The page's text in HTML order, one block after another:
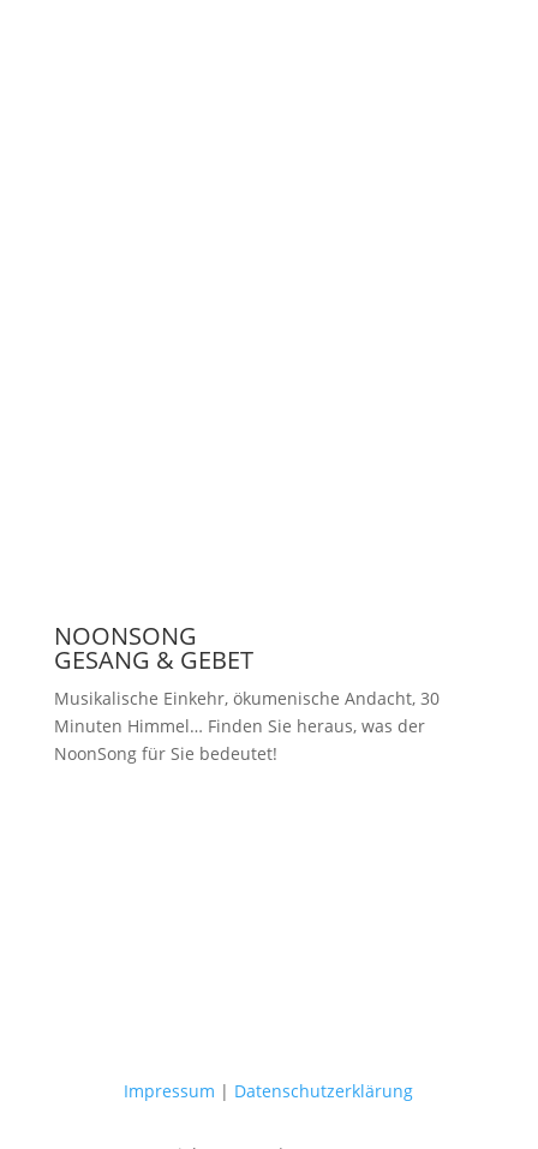
NOONSONG
GESANG & GEBET
Musikalische Einkehr, ökumenische Andacht, 30
Minuten Himmel… Finden Sie heraus, was der
NoonSong für Sie bedeutet!
Impressum | Datenschutzerklärung